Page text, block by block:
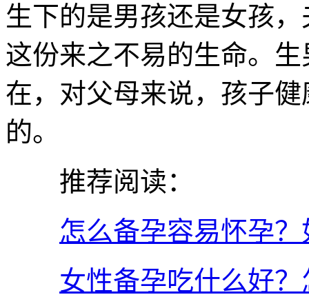
生下的是男孩还是女孩
这份来之不易的生命。
在，对父母来说，孩子
的。
推荐阅读：
怎么备孕容易怀孕
女性备孕吃什么好